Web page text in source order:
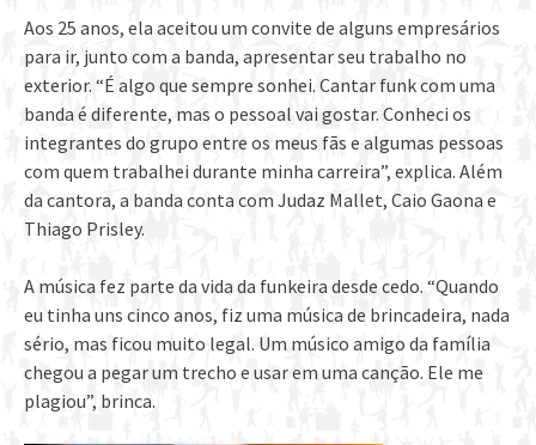
Aos 25 anos, ela aceitou um convite de alguns empresários
para ir, junto com a banda, apresentar seu trabalho no
exterior. “É algo que sempre sonhei. Cantar funk com uma
banda é diferente, mas o pessoal vai gostar. Conheci os
integrantes do grupo entre os meus fãs e algumas pessoas
com quem trabalhei durante minha carreira”, explica. Além
da cantora, a banda conta com Judaz Mallet, Caio Gaona e
Thiago Prisley.
A música fez parte da vida da funkeira desde cedo. “Quando
eu tinha uns cinco anos, fiz uma música de brincadeira, nada
sério, mas ficou muito legal. Um músico amigo da família
chegou a pegar um trecho e usar em uma canção. Ele me
plagiou”, brinca.